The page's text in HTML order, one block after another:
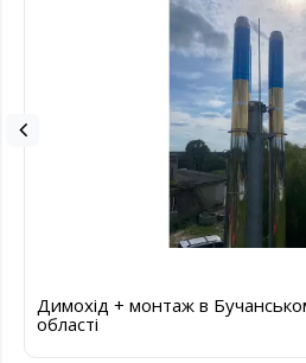
Димохід + монтаж в
області